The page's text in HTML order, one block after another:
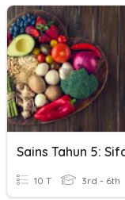
10 T 3rd - 6th